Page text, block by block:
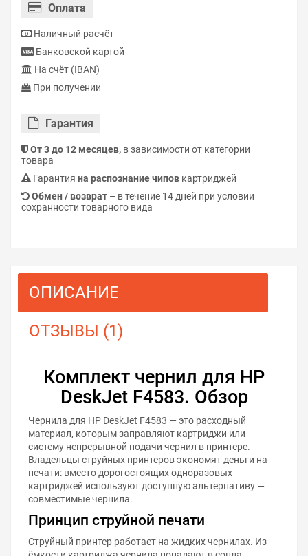
Оплата
Наличный расчёт
Банковской картой
На счёт (IBAN)
При получении
Гарантия
От 3 до 12 месяцев, в зависимости от категории
товара
Гарантия на распознание чипов картриджей
Обмен / возврат – в течение 14 дней при условии
сохранности товарного вида
ОПИСАНИЕ
ОТЗЫВЫ (1)
Комплект чернил для HP
DeskJet F4583. Обзор
Чернила для HP DeskJet F4583 — это расходный
материал, которым заправляют картриджи или
систему непрерывной подачи чернил в принтере.
Владельцы струйных принтеров экономят деньги на
печати: вместо дорогостоящих одноразовых
картриджей используют доступную альтернативу —
совместимые чернила.
Принцип струйной печати
Струйный принтер работает на жидких чернилах. Из